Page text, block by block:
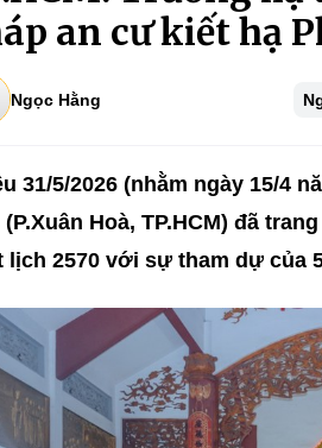
an cư kiết hạ
Ngọc Hằng
31/5/2026 (nhằm ngày 15/4
Hoà, TP.HCM) đã
lịch 2570 với sự tham dự của